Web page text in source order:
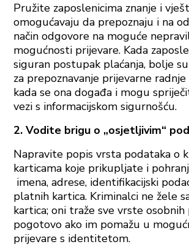
Pružite zaposlenicima znanje i
omogućavaju da prepoznaju i na
način odgovore na moguće
mogućnosti prijevare. Kada
siguran postupak plaćanja, bolje
za prepoznavanje prijevarne
kada se ona događa i mogu
vezi s informacijskom sigurnošću.
2. Vodite brigu o „osjetljivim“
Napravite popis vrsta podataka o
karticama koje prikupljate i
imena, adrese, identifikacijski
platnih kartica. Kriminalci ne žele
kartica; oni traže sve vrste osobnih
pogotovo ako im pomažu u
prijevare s identitetom.